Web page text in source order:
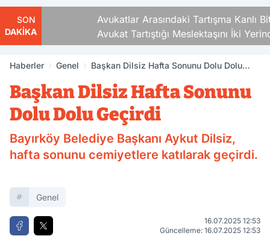
SON
DAKİKA
Avukatlar Arasındaki Tartışma Kanlı Bitti.
Avukat Tartıştığı Meslektaşını İki Yerinden
Vurdu
Haberler Genel
Başkan Dilsiz Hafta Sonunu Dolu Dolu
Başkan Dilsiz Hafta Sonunu
Dolu Dolu Geçirdi
Bayırköy Belediye Başkanı Aykut Dilsiz,
hafta sonunu cemiyetlere katılarak geçirdi.
Genel
16.07.2025 12:53
Güncelleme: 16.07.2025 12:53